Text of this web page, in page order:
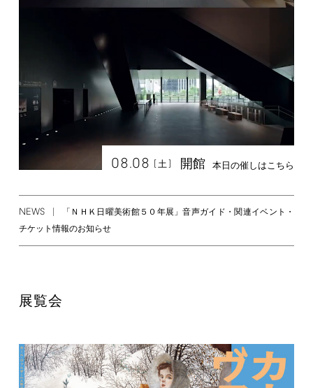
08.08 [土] 開館 本日の催しはこちら
NEWS
「ＮＨＫ日曜美術館５０年展」音声ガイド・関連イベント・
チケット情報のお知らせ
展覧会